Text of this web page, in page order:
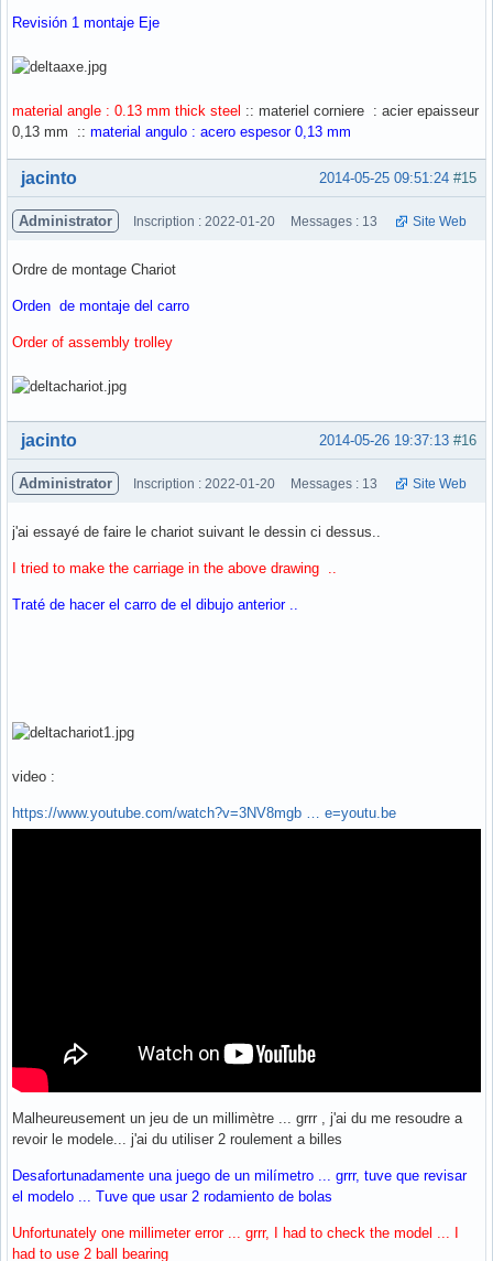
Revisión 1 montaje Eje
material angle : 0.13 mm thick steel :: materiel corniere : acier epaisseur
0,13 mm :: material angulo : acero espesor 0,13 mm
Hors ligne #15
2014-05-25 09:51:24
jacinto
Administrator Inscription : 2022-01-20 Messages : 13 Site Web
Ordre de montage Chariot
Orden de montaje del carro
Order of assembly trolley
Hors ligne #16
2014-05-26 19:37:13
jacinto
Administrator Inscription : 2022-01-20 Messages : 13 Site Web
j'ai essayé de faire le chariot suivant le dessin ci dessus..
I tried to make the carriage in the above drawing ..
Traté de hacer el carro de el dibujo anterior ..
video :
https://www.youtube.com/watch?v=3NV8mgb … e=youtu.be
Malheureusement un jeu de un millimètre ... grrr , j'ai du me resoudre a
revoir le modele... j'ai du utiliser 2 roulement a billes
Desafortunadamente una juego de un milímetro ... grrr, tuve que revisar
el modelo ... Tuve que usar 2 rodamiento de bolas
Unfortunately one millimeter error ... grrr, I had to check the model ... I
had to use 2 ball bearing